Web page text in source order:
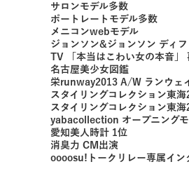
サロンモデル多数
ポートレートモデル多数
メニコンwebモデル
ジョンソン&ジョンソン ディ
TV 「本当はこわい女の本音」
名古屋美少女図鑑
栄runway2013 A/W ランウェ
スタイリングコレクション東
スタイリングコレクション東
yabacollection オープニング
愛知美人時計 1位
消臭力 CM出演
oooosu!トークリレー専属イン